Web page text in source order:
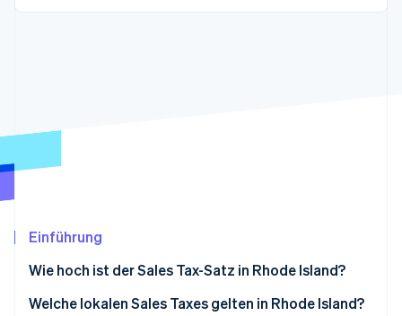
Identity
Erfahren Sie, wie Stripe Lösungen für
API-Status
Einführung
Wie hoch ist der Sales Tax-Satz in Rhode Island?
Welche lokalen Sales Taxes gelten in Rhode Island?